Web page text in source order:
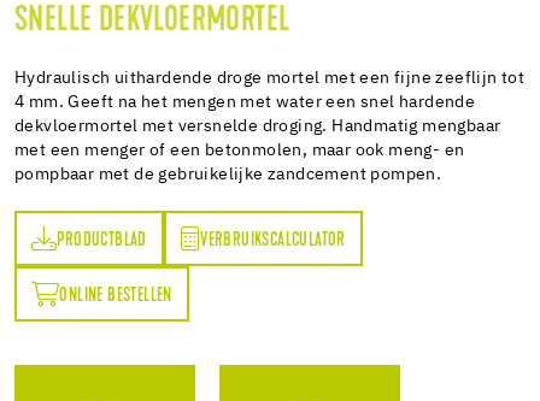
SNELLE DEKVLOERMORTEL
Hydraulisch uithardende droge mortel met een fijne zeeflijn tot
4 mm. Geeft na het mengen met water een snel hardende
dekvloermortel met versnelde droging. Handmatig mengbaar
met een menger of een betonmolen, maar ook meng- en
pompbaar met de gebruikelijke zandcement pompen.
PRODUCTBLAD VERBRUIKSCALCULATOR
VERBRUIKSCALCULATOR
ONLINE BESTELLEN